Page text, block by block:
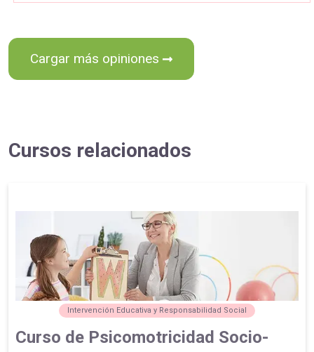
Cargar más opiniones
Cursos relacionados
Intervención Educativa y Responsabilidad Social
Curso de Psicomotricidad Socio-